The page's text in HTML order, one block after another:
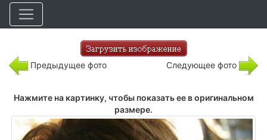
Предыдущее фото Следующее фото
Нажмите на картинку, чтобы показать ее в оригинальном
размере.